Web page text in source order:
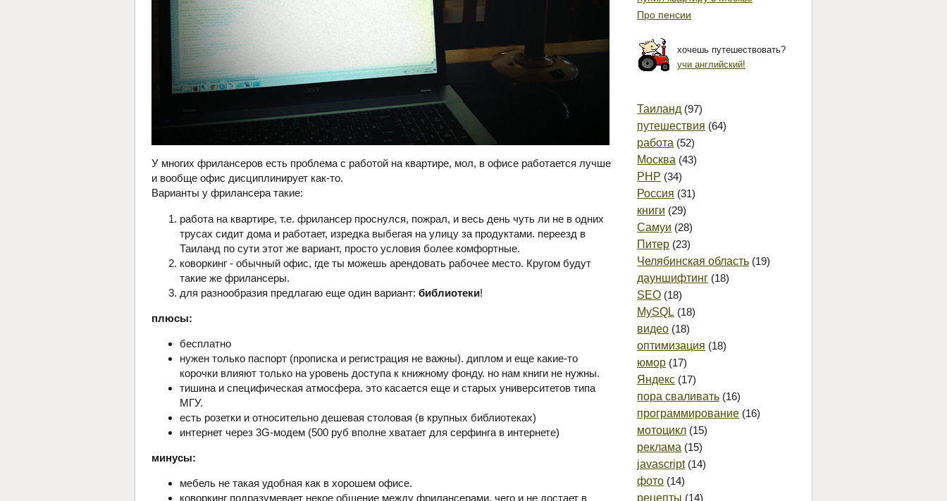
У многих фрилансеров есть проблема с работой на квартире, мол, в офисе работается лучше
и вообще офис дисциплинирует как-то.
Варианты у фрилансера такие:
работа на квартире, т.е. фрилансер проснулся, пожрал, и весь день чуть ли не в одних
трусах сидит дома и работает, изредка выбегая на улицу за продуктами. переезд в
Таиланд по сути этот же вариант, просто условия более комфортные.
коворкинг - обычный офис, где ты можешь арендовать рабочее место. Кругом будут
такие же фрилансеры.
для разнообразия предлагаю еще один вариант: библиотеки!
плюсы:
бесплатно
нужен только паспорт (прописка и регистрация не важны). диплом и еще какие-то
корочки влияют только на уровень доступа к книжному фонду. но нам книги не нужны.
тишина и специфическая атмосфера. это касается еще и старых университетов типа
МГУ.
есть розетки и относительно дешевая столовая (в крупных библиотеках)
интернет через 3G-модем (500 руб вполне хватает для серфинга в интернете)
минусы:
мебель не такая удобная как в хорошем офисе.
коворкинг подразумевает некое общение между фрилансерами, чего и не достает в
Про пенсии
хочешь путешествовать?
учи английский!
Таиланд (97)
путешествия (64)
работа (52)
Москва (43)
PHP (34)
Россия (31)
книги (29)
Самуи (28)
Питер (23)
Челябинская область (19)
дауншифтинг (18)
SEO (18)
MySQL (18)
видео (18)
оптимизация (18)
юмор (17)
Яндекс (17)
пора сваливать (16)
программирование (16)
мотоцикл (15)
реклама (15)
javascript(14)
фото (14)
рецепты (14)